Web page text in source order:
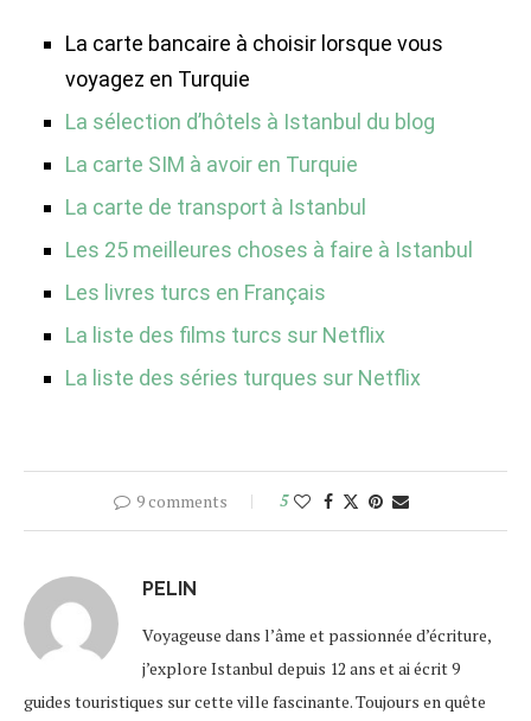
La carte bancaire à choisir lorsque vous
voyagez en Turquie
La sélection d’hôtels à Istanbul du blog
La carte SIM à avoir en Turquie
La carte de transport à Istanbul
Les 25 meilleures choses à faire à Istanbul
Les livres turcs en Français
La liste des films turcs sur Netflix
La liste des séries turques sur Netflix
9 comments 5
PELIN
Voyageuse dans l’âme et passionnée d’écriture,
j’explore Istanbul depuis 12 ans et ai écrit 9
guides touristiques sur cette ville fascinante. Toujours en quête